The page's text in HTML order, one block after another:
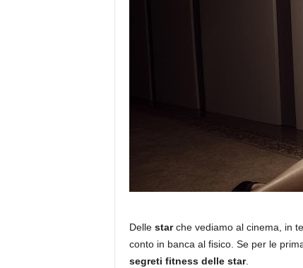
Delle starche vediamo al cinema, in
conto in banca al fisico. Se per le
segreti fitness delle star.